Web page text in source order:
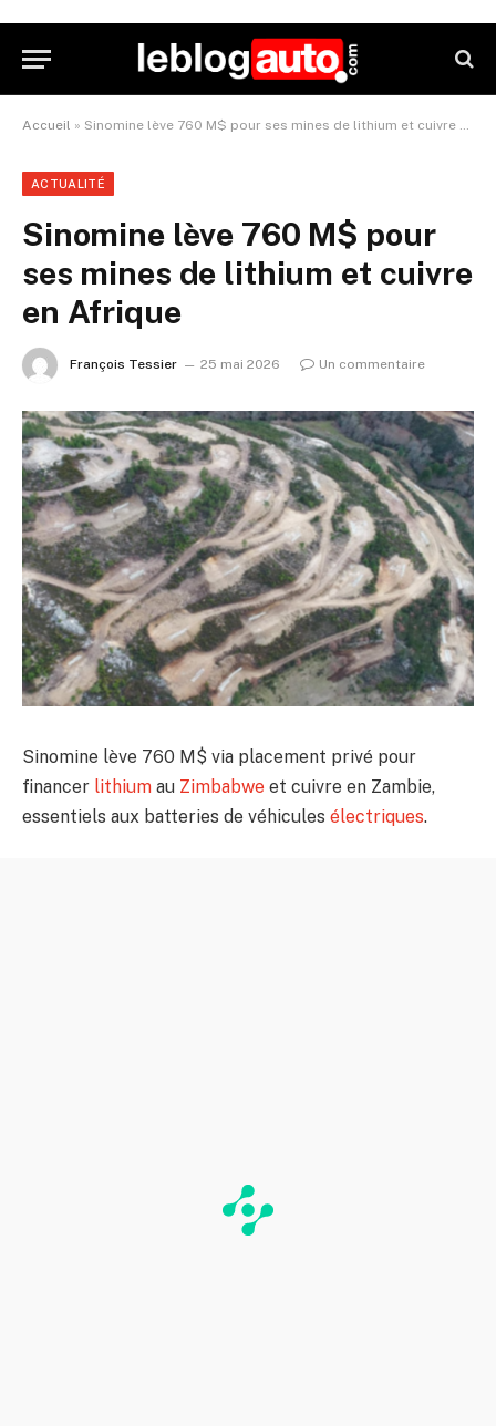
Accueil » Sinomine lève 760 M$ pour ses mines de lithium et cuivre en Afrique
ACTUALITÉ
Sinomine lève 760 M$ pour
ses mines de lithium et cuivre
en Afrique
François Tessier 25 mai 2026 Un commentaire
Sinomine lève 760 M$ via placement privé pour
financer lithium au Zimbabwe et cuivre en Zambie,
essentiels aux batteries de véhicules électriques.